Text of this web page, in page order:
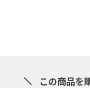
この商品を